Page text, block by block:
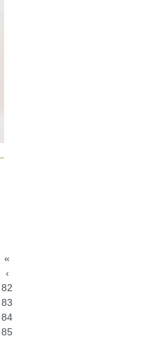
«
‹
82
83
84
85